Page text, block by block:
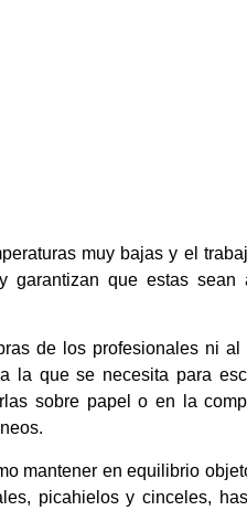
muy bajas y el
garantizan que estas sean
de los profesionales ni al
la que se necesita para
sobre papel o en la
mantener en equilibrio
picahielos y cinceles,